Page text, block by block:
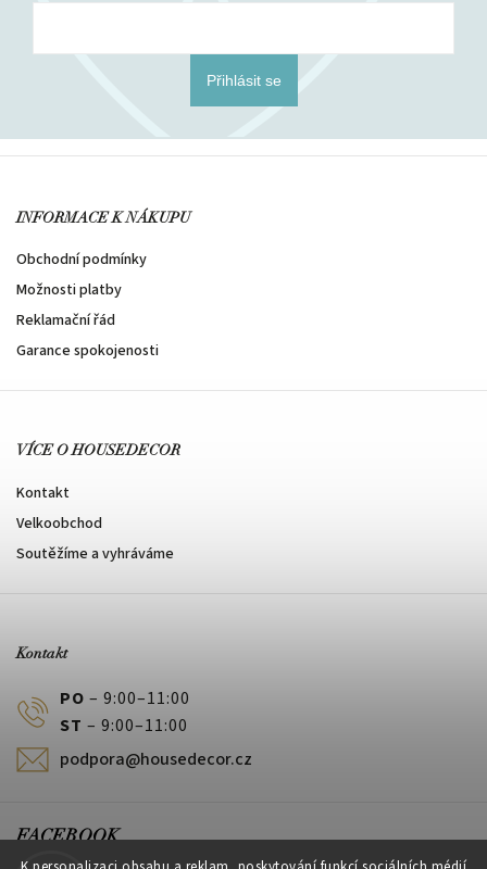
Přihlásit se
INFORMACE K NÁKUPU
Obchodní podmínky
Možnosti platby
Reklamační řád
Garance spokojenosti
VÍCE O HOUSEDECOR
Kontakt
Velkoobchod
Soutěžíme a vyhráváme
Kontakt
PO – 9:00–11:00
ST – 9:00–11:00
podpora@housedecor.cz
FACEBOOK